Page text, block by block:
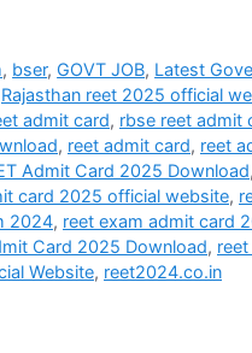
, bser, GOVT JOB, Latest
Rajasthan reet 2025 official
admit card, rbse reet admit
, reet admit card, reet
Admit Card 2025 Download,
card 2025 official website​,
2024, reet exam admit card
Card 2025 Download,
Website, reet2024.co.in